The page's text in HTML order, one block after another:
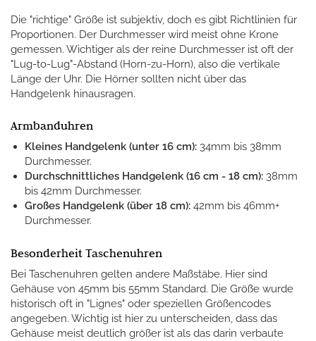
Die "richtige" Größe ist subjektiv, doch es gibt Richtlinien für
Proportionen. Der Durchmesser wird meist ohne Krone
gemessen. Wichtiger als der reine Durchmesser ist oft der
"Lug-to-Lug"-Abstand (Horn-zu-Horn), also die vertikale
Länge der Uhr. Die Hörner sollten nicht über das
Handgelenk hinausragen.
Armbanduhren
Kleines Handgelenk (unter 16 cm): 34mm bis 38mm
Durchmesser.
Durchschnittliches Handgelenk (16 cm - 18 cm): 38mm
bis 42mm Durchmesser.
Großes Handgelenk (über 18 cm): 42mm bis 46mm+
Durchmesser.
Besonderheit Taschenuhren
Bei Taschenuhren gelten andere Maßstäbe. Hier sind
Gehäuse von 45mm bis 55mm Standard. Die Größe wurde
historisch oft in "Lignes" oder speziellen Größencodes
angegeben. Wichtig ist hier zu unterscheiden, dass das
Gehäuse meist deutlich größer ist als das darin verbaute